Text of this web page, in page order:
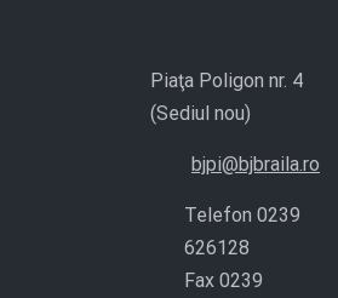
Piaţa Poligon nr. 4
(Sediul nou)
bjpi@bjbraila.ro
Telefon 0239
626128
Fax 0239